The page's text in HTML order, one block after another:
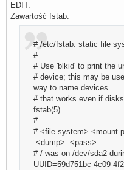
EDIT:
Zawartość fstab:
# /etc/fstab: static file
#
# Use 'blkid' to print the
# device; this may be
way to name devices
# that works even if
fstab(5).
#
# <file system>
<dump> <pass>
# / was on /dev/sda2
UUID=59d751bc-